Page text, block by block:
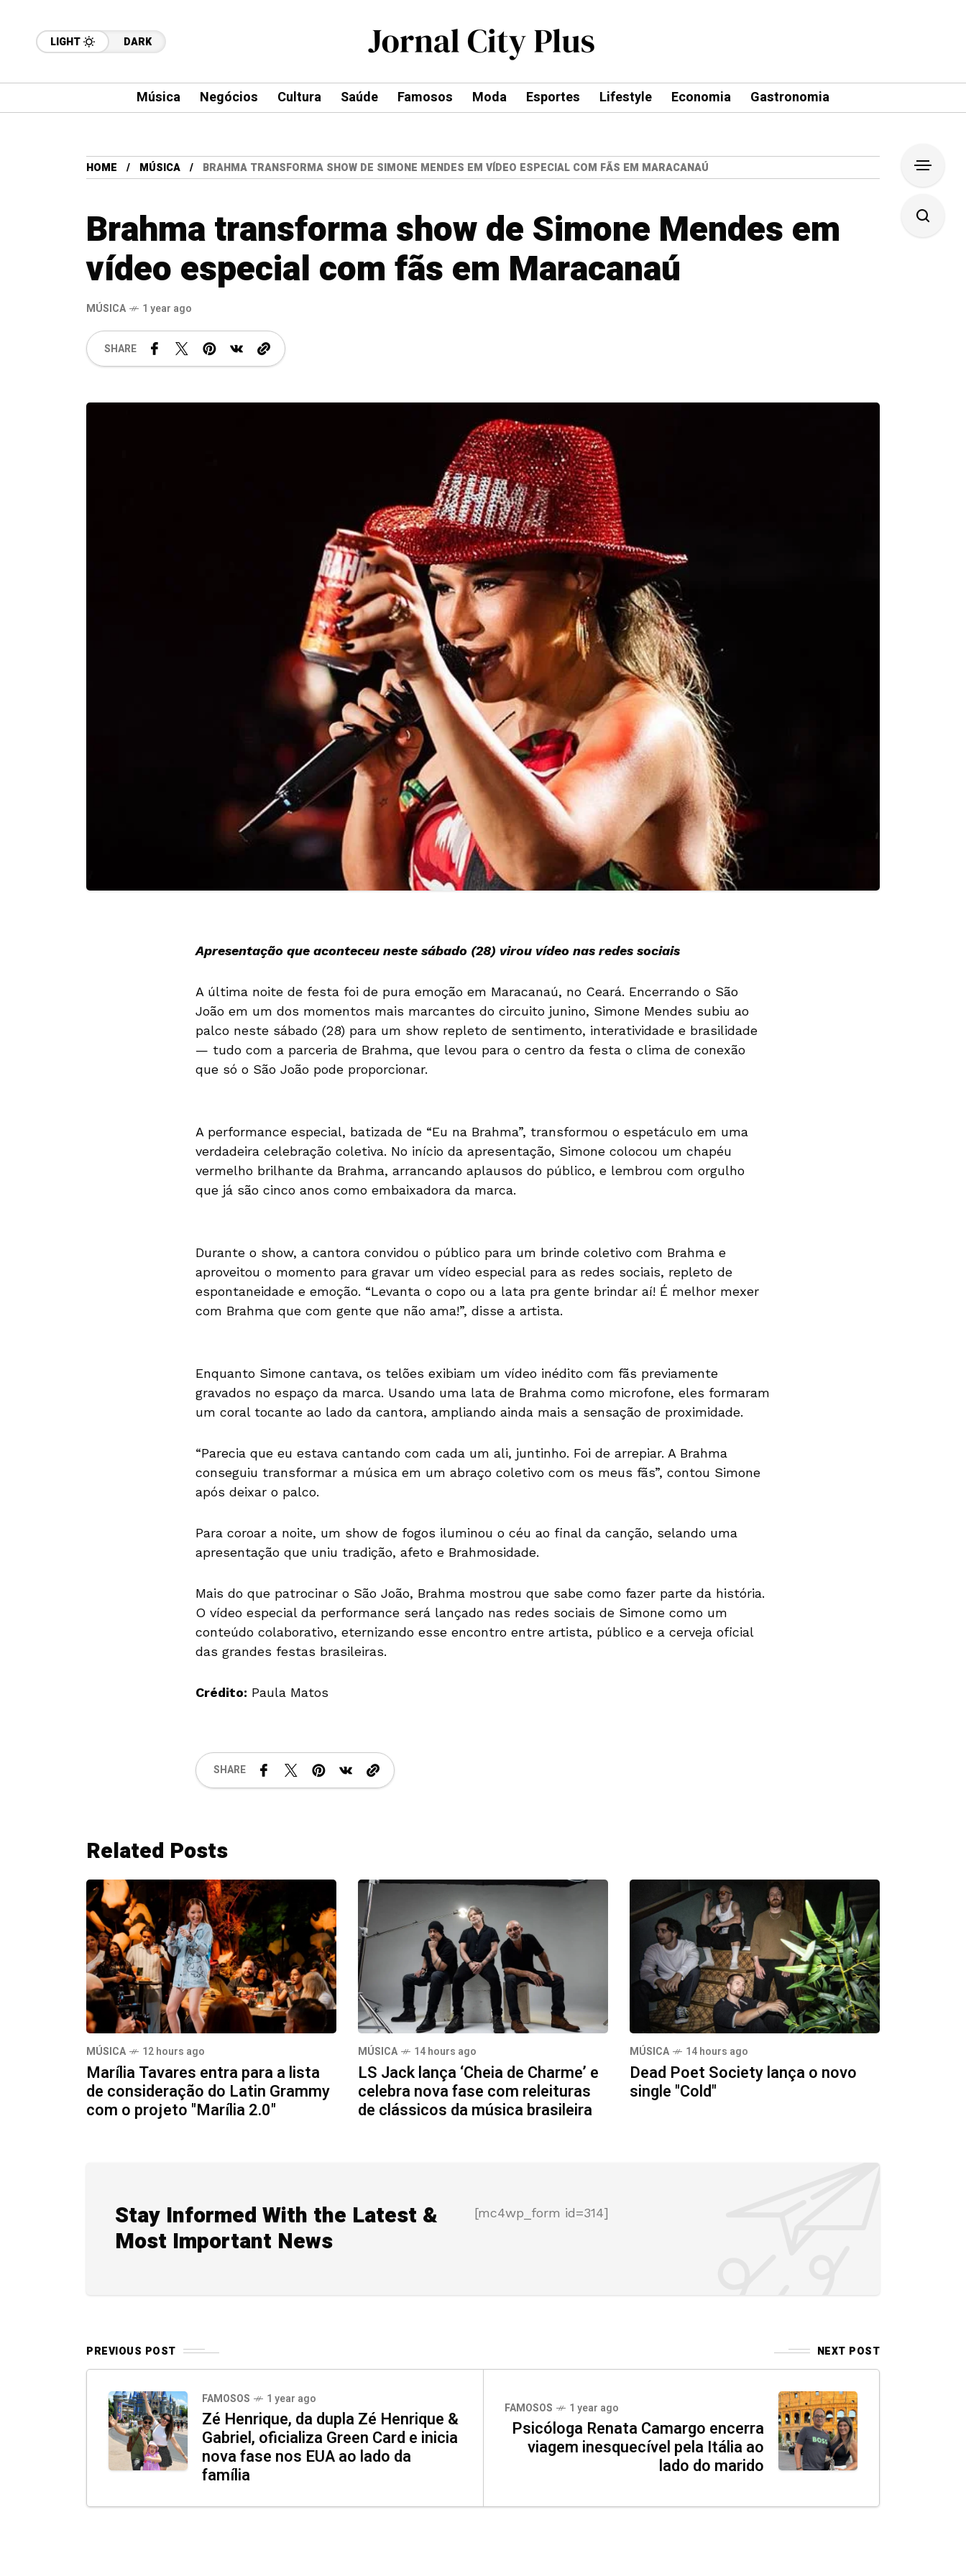
LIGHT DARK
Música Negócios Cultura Saúde Famosos Moda Esportes Lifestyle Economia Gastronomia
HOME MÚSICA BRAHMA TRANSFORMA SHOW DE SIMONE MENDES EM VÍDEO ESPECIAL COM FÃS EM MARACANAÚ
Brahma transforma show de Simone Mendes em
vídeo especial com fãs em Maracanaú
MÚSICA 1 year ago
SHARE
Apresentação que aconteceu neste sábado (28) virou vídeo nas redes sociais
A última noite de festa foi de pura emoção em Maracanaú, no Ceará. Encerrando o São
João em um dos momentos mais marcantes do circuito junino, Simone Mendes subiu ao
palco neste sábado (28) para um show repleto de sentimento, interatividade e brasilidade
— tudo com a parceria de Brahma, que levou para o centro da festa o clima de conexão
que só o São João pode proporcionar.
A performance especial, batizada de “Eu na Brahma”, transformou o espetáculo em uma
verdadeira celebração coletiva. No início da apresentação, Simone colocou um chapéu
vermelho brilhante da Brahma, arrancando aplausos do público, e lembrou com orgulho
que já são cinco anos como embaixadora da marca.
Durante o show, a cantora convidou o público para um brinde coletivo com Brahma e
aproveitou o momento para gravar um vídeo especial para as redes sociais, repleto de
espontaneidade e emoção. “Levanta o copo ou a lata pra gente brindar aí! É melhor mexer
com Brahma que com gente que não ama!”, disse a artista.
Enquanto Simone cantava, os telões exibiam um vídeo inédito com fãs previamente
gravados no espaço da marca. Usando uma lata de Brahma como microfone, eles formaram
um coral tocante ao lado da cantora, ampliando ainda mais a sensação de proximidade.
“Parecia que eu estava cantando com cada um ali, juntinho. Foi de arrepiar. A Brahma
conseguiu transformar a música em um abraço coletivo com os meus fãs”, contou Simone
após deixar o palco.
Para coroar a noite, um show de fogos iluminou o céu ao final da canção, selando uma
apresentação que uniu tradição, afeto e Brahmosidade.
Mais do que patrocinar o São João, Brahma mostrou que sabe como fazer parte da história.
O vídeo especial da performance será lançado nas redes sociais de Simone como um
conteúdo colaborativo, eternizando esse encontro entre artista, público e a cerveja oficial
das grandes festas brasileiras.
Crédito: Paula Matos
SHARE
Related Posts
MÚSICA 12 hours ago
Marília Tavares entra para a lista
de consideração do Latin Grammy
com o projeto "Marília 2.0"
MÚSICA 14 hours ago
LS Jack lança ‘Cheia de Charme’ e
celebra nova fase com releituras
de clássicos da música brasileira
MÚSICA 14 hours ago
Dead Poet Society lança o novo
single "Cold"
Stay Informed With the Latest &
Most Important News
[mc4wp_form id=314]
PREVIOUS POST NEXT POST
FAMOSOS 1 year ago
Zé Henrique, da dupla Zé Henrique &
Gabriel, oficializa Green Card e inicia
nova fase nos EUA ao lado da
família
FAMOSOS 1 year ago
Psicóloga Renata Camargo encerra
viagem inesquecível pela Itália ao
lado do marido